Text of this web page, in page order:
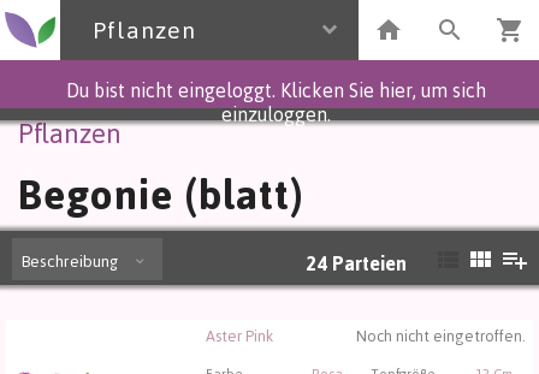
Pflanzen
Du bist nicht eingeloggt. Klicken Sie hier, um sich
einzuloggen.
Pflanzen
Begonie (blatt)
Beschreibung 24 Parteien
Noch nicht eingetroffen.
Aster Pink